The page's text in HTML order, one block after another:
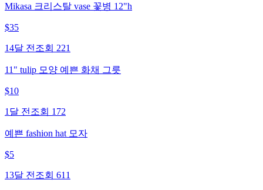
Mikasa 크리스탈 vase 꽃병 12"h
$35
14달 전 조회 221
11" tulip 모양 예쁜 화채 그릇
$10
1달 전 조회 172
예쁜 fashion hat 모자
$5
13달 전 조회 611